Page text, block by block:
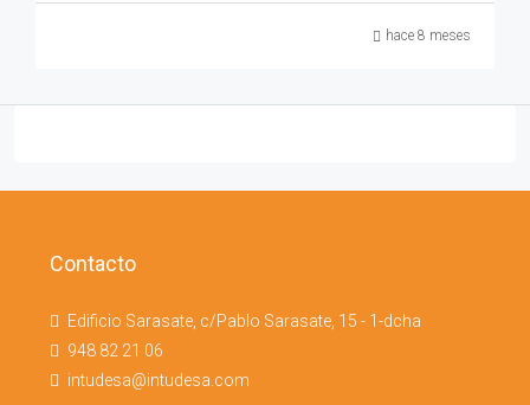
hace 8 meses
Contacto
Edificio Sarasate, c/Pablo Sarasate, 15 - 1-dcha
948 82 21 06
intudesa@intudesa.com